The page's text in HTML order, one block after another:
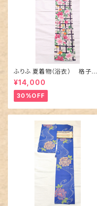
ふりふ 夏着物（浴衣） 格子に
百合や秋草花
¥14,000
30%OFF